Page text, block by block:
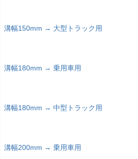
溝幅150mm → 大型トラック用
溝幅180mm → 乗用車用
溝幅180mm → 中型トラック用
溝幅200mm → 乗用車用